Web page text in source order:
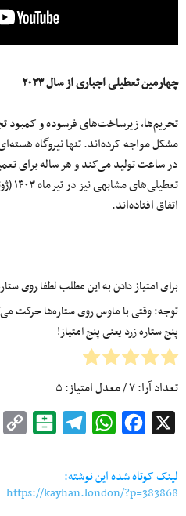
چهارمین تعطیلی اجباری از سال ۲۰۲۳
تحریم‌ها، زیرساخت‌های فرسوده و کمبود
در ساعت تولید می‌کند و هر ساله برای
اتفاق افتاده‌اند.
برای امتیاز دادن به این مطلب لطفا روی
توجه: وقتی با ماوس روی ستاره‌ها حرکت
پنج ستاره زرد یعنی پنج امتیاز!
تعداد آرا:۷/ معدل امتیاز:۵
Facebook
WhatsApp
Telegram
لینک کوتاه شده این نوشته:
https://kayhan.london/?p=383868